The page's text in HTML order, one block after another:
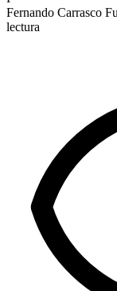
Fernando Carrasco
lectura